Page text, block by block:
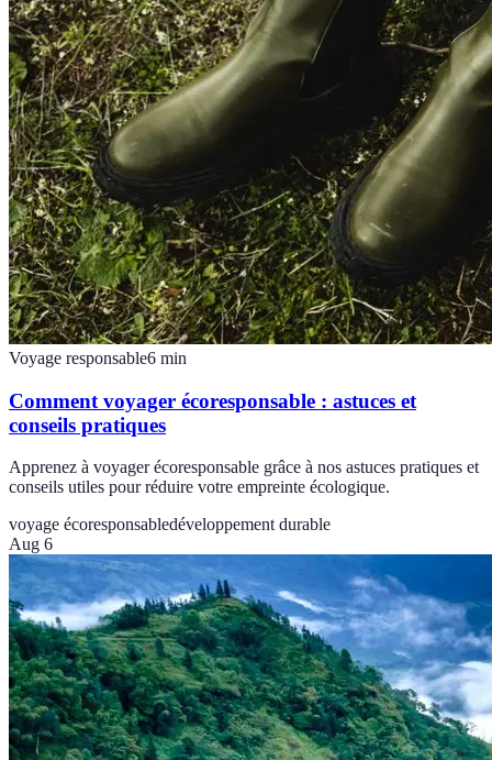
Voyage responsable6 min
Comment voyager écoresponsable : astuces et
conseils pratiques
Apprenez à voyager écoresponsable grâce à nos astuces pratiques et
conseils utiles pour réduire votre empreinte écologique.
voyage écoresponsabledéveloppement durable
Aug 6